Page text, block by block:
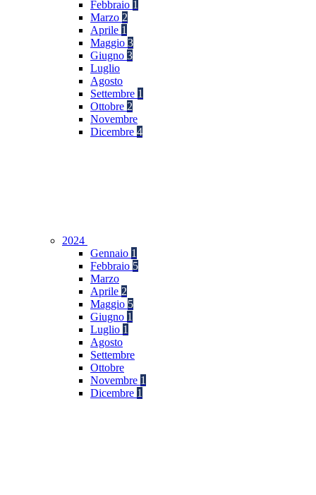
Febbraio 1
Marzo 2
Aprile 1
Maggio 3
Giugno 3
Luglio
Agosto
Settembre 1
Ottobre 2
Novembre
Dicembre 4
2024
Gennaio 1
Febbraio 5
Marzo
Aprile 2
Maggio 5
Giugno 1
Luglio 1
Agosto
Settembre
Ottobre
Novembre 1
Dicembre 1